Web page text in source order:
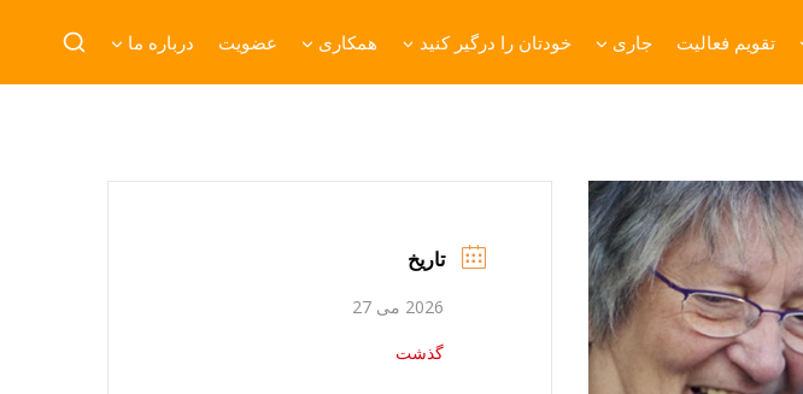
تقویم فعالیت جاری خودتان را درگیر کنید همکاری عضویت درباره ما
تاریخ
2026 می 27
گذشت